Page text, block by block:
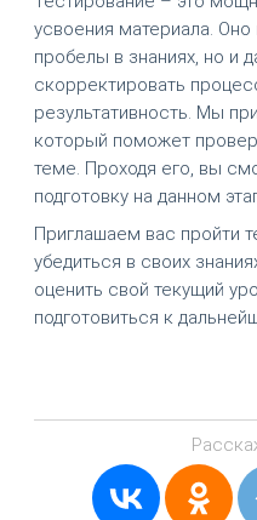
усвоения материала.
пробелы в знаниях, но и
скорректировать
результативность. Мы
который поможет
теме. Проходя его, вы
подготовку на данном
Приглашаем вас пройти
убедиться в своих
оценить свой текущий
подготовиться к